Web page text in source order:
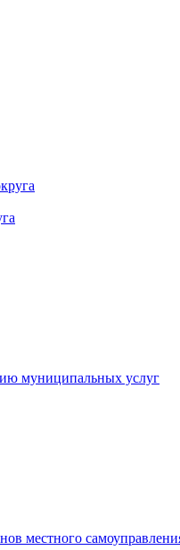
муниципальных услуг
местного